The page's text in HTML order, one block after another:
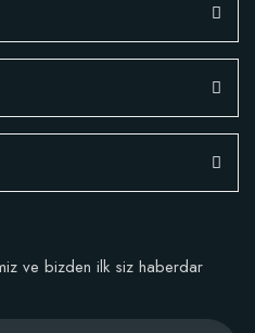
Arttıran Organik Dikim Gübresi (10
Sepete Ekle
ve bizden ilk siz haberdar